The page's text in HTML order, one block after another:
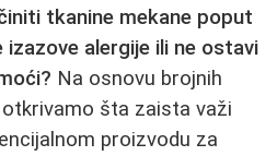
tkanine mekane poput
alergije ili ne ostavi
Na osnovu brojnih
šta zaista važi
proizvodu za